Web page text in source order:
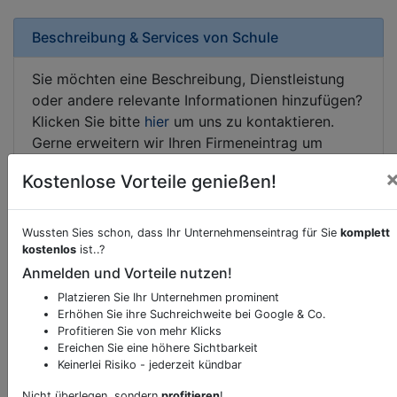
Beschreibung & Services von Schule
Sie möchten eine Beschreibung, Dienstleistung
oder andere relevante Informationen hinzufügen?
Klicken Sie bitte hier um uns zu kontaktieren.
Gerne erweitern wir Ihren Firmeneintrag um
Ihr Unternehmen anbietet und womit Sie sich von
Ihren Wettbewerbern abheben.
Kartenansicht Fritz-Matzner-Weg 5in
Kostenlose Vorteile genießen!
Wussten Sies schon, dass Ihr Unternehmenseintrag für Sie komplett
kostenlos ist..?
Anmelden und Vorteile nutzen!
Platzieren Sie Ihr Unternehmen prominent
Erhöhen Sie ihre Suchreichweite bei Google & Co.
Profitieren Sie von mehr Klicks
Ereichen Sie eine höhere Sichtbarkeit
Keinerlei Risiko - jederzeit kündbar